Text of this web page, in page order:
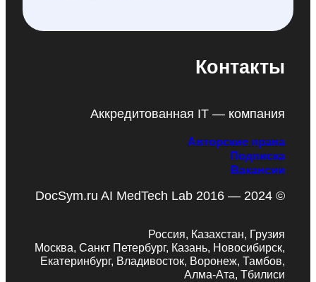
Контакты
Аккредитованная IT — компания
Авторские права
Подписка
Вакансии
DocSym.ru AI MedTech Lab 2016 — 2024 ©
Россия, Казахстан, Грузия
Москва, Санкт Петербург, Казань, Новосибирск,
Екатеринбург, Владивосток, Воронеж, Тамбов,
Алма-Ата, Тбилиси